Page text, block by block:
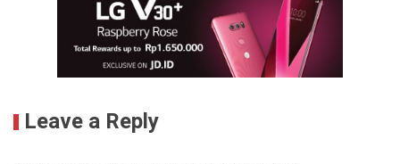
Leave a Reply